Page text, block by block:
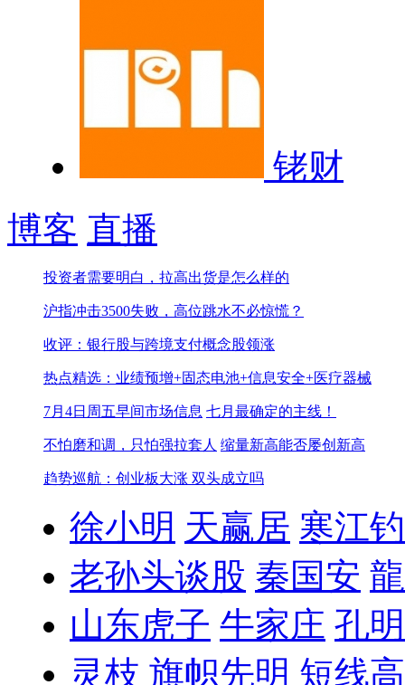
铑财
博客 直播
投资者需要明白，拉高出货是怎么样的
沪指冲击3500失败，高位跳水不必惊慌？
收评：银行股与跨境支付概念股领涨
热点精选：业绩预增+固态电池+信息安全+医疗器械
7月4日周五早间市场信息 七月最确定的主线！
不怕磨和调，只怕强拉套人 缩量新高能否屡创新高
趋势巡航：创业板大涨 双头成立吗
徐小明 天赢居 寒江
老孙头谈股 秦国安
山东虎子 牛家庄 孔
灵枝 旗帜先明 短线